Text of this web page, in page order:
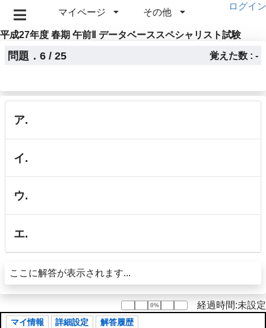
マイページ その他
ログイン
平成27年度 春期 午前Ⅱ データベーススペシャリスト試験
問題．6 / 25 覚えた数 : -
ア.
イ.
ウ.
エ.
ここに解答が表示されます...
0%
0% 経過時間:未設定
マイ情報 詳細設定 解答履歴